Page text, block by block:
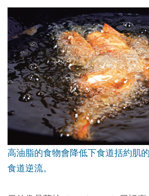
高油脂的食物會降低下食道括約肌
食道逆流。